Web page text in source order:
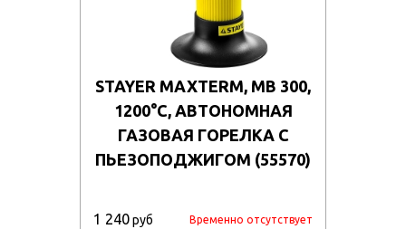
STAYER MAXTERM, MB 300,
1200°С, АВТОНОМНАЯ
ГАЗОВАЯ ГОРЕЛКА С
ПЬЕЗОПОДЖИГОМ (55570)
1 240руб Временно отсутствует